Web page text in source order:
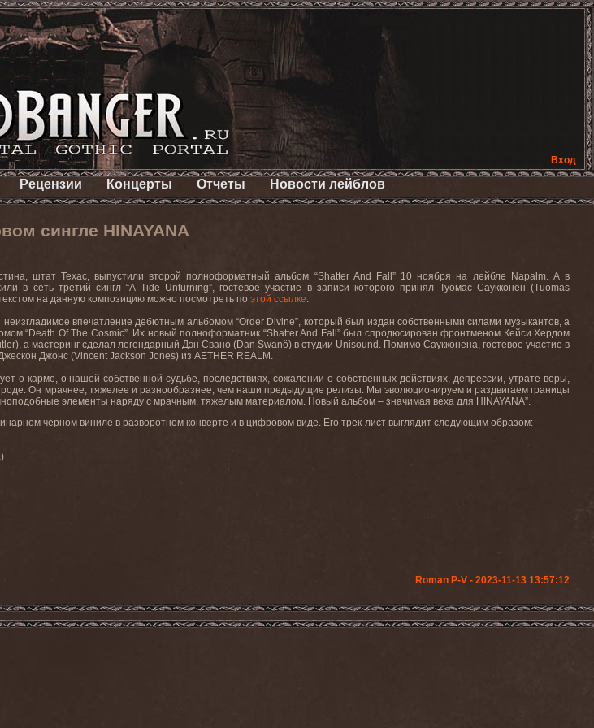
Вход
Рецензии Концерты Отчеты Новости лейблов
сингле HINAYANA
штат Техас, выпустили второй полноформатный альбом “Shatter And Fall ” 10 ноября на лейбле Napalm. А в
в сеть третий сингл “A Tide Unturning”, гостевое участие в записи которого принял Туомас Саукконен (Tuomas
на данную композицию можно посмотреть по этой ссылке.
впечатление дебютным альбомом “Order Divine”, который был издан собственными силами музыкантов, а
“Death Of The Cosmic”. Их новый полноформатник “ShatterAnd Fall ” был спродюсирован фронтменом Кейси Хердом
), а мастеринг сделал легендарный Дэн Свано (Dan Swanö) в студии Unisound . Помимо Саукконена, гостевое участие в
Джонс (Vincent Jackson Jones) из AETHER REALM .
о карме, о нашей собственной судьбе, последствиях, сожалении о собственных действиях, депрессии, утрате веры,
Он мрачнее, тяжелее и разнообразнее, чем наши предыдущие релизы. Мы эволюционируем и раздвигаем границы
элементы наряду с мрачным, тяжелым материалом. Новый альбом – значимая веха для HINAYANA”.
черном виниле в разворотном конверте и в цифровом виде. Его трек-лист выглядит следующим образом:
)
Roman P-V - 2023-11-13 13:57:12